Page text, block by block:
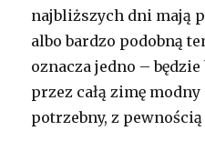
najbliższych dni mają
albo bardzo podobną
oznacza jedno –
przez całą zimę modny
potrzebny, z